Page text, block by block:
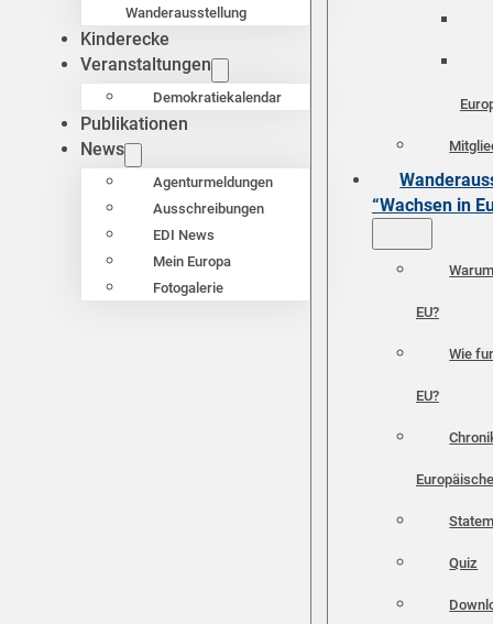
Wanderausstellung
Kinderecke
Veranstaltungen
Demokratiekalendar
Publikationen
News
Agenturmeldungen
Ausschreibungen
EDI News
Mein Europa
Fotogalerie
“Wachsen in
EU?
Wie
EU?
Quiz